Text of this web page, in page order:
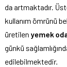
da artmaktadır.
kullanım ömrünü
üretilen yemek
günkü
edilebilmektedir.